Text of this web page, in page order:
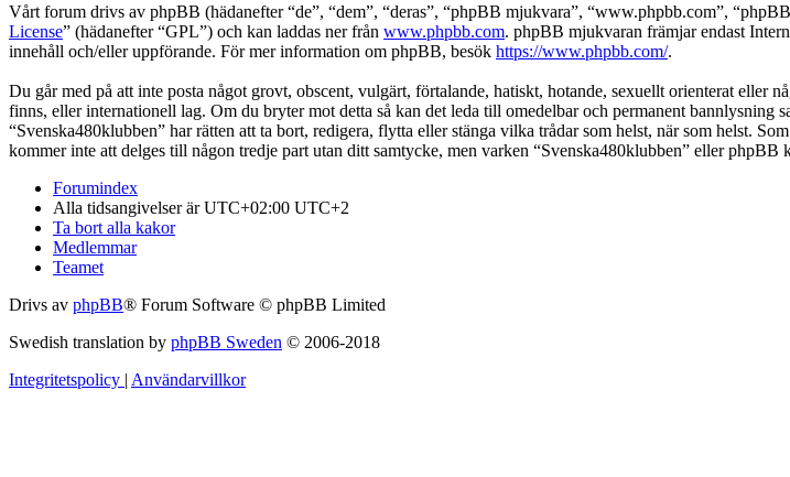
Vårt forum drivs av phpBB (hädanefter “de”, “dem”, “deras”, “phpBB mjukvara”, “www.phpbb.com”,
License” (hädanefter “GPL”) och kan laddas ner från www.phpbb.com. phpBB mjukvaran främjar endast
innehåll och/eller uppförande. För mer information om phpBB, besök https://www.phpbb.com/.
Du går med på att inte posta något grovt, obscent, vulgärt, förtalande, hatiskt, hotande, sexuellt orienterat eller
finns, eller internationell lag. Om du bryter mot detta så kan det leda till omedelbar och permanent bannlysning
“Svenska480klubben” har rätten att ta bort, redigera, flytta eller stänga vilka trådar som helst, när som helst.
kommer inte att delges till någon tredje part utan ditt samtycke, men varken “Svenska480klubben” eller
Forumindex
Alla tidsangivelser är UTC+02:00 UTC+2
Ta bort alla kakor
Medlemmar
Teamet
Drivs av phpBB® Forum Software © phpBB Limited
Swedish translation by phpBB Sweden © 2006-2018
Integritetspolicy | Användarvillkor